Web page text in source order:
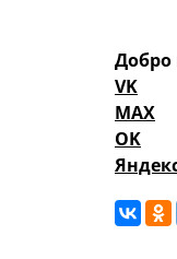
Добро
VK
MAX
OK